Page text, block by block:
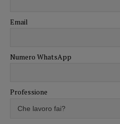
Email
Numero WhatsApp
Professione